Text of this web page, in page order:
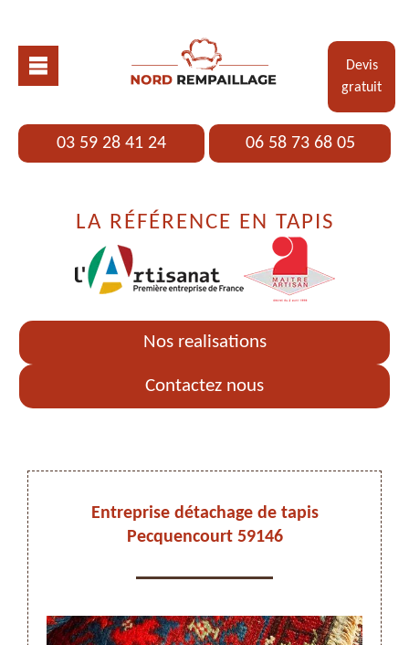
Devis
gratuit
03 59 28 41 24 06 58 73 68 05
LA RÉFÉRENCE EN TAPIS
Nos realisations
Contactez nous
Entreprise détachage de tapis
Pecquencourt 59146